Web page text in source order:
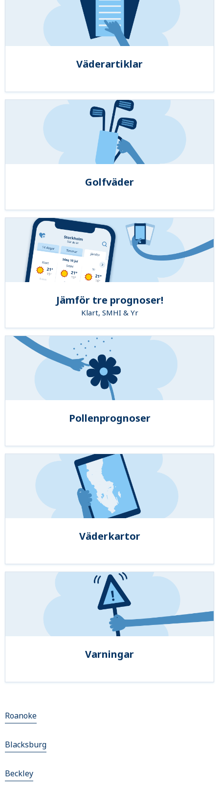
Väderartiklar
Golfväder
Jämför tre prognoser!
Klart, SMHI & Yr
Pollenprognoser
Väderkartor
Varningar
Roanoke
Blacksburg
Beckley